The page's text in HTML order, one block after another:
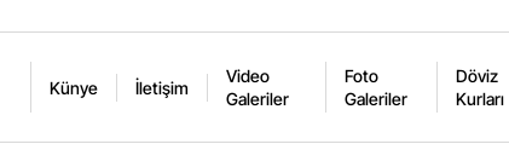
Künye İletişim
Video
Galeriler
Foto
Galeriler
Döviz
Kurları